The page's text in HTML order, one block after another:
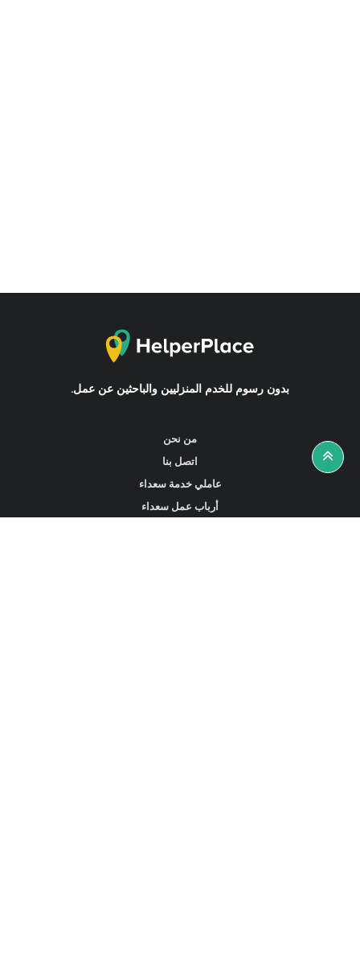
بدون رسوم للخدم المنزليين والباحثين عن عمل.
من نحن
اتصل بنا
عاملي خدمة سعداء
أرباب عمل سعداء